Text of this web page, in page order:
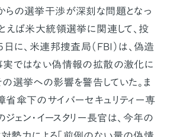
らの選挙干渉が深刻な問題となっ
えば米大統領選挙に関連して、投
に、米連邦捜査局（FBI）は、偽造
実ではない偽情報の拡散の激化に
の選挙への影響を警告していた。ま
省傘下のサイバーセキュリティー専
ジェン･イースタリー長官は、今年の